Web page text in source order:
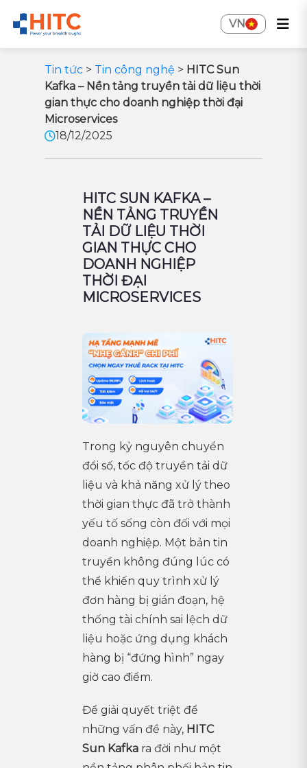
VN
Tin tức > Tin công nghệ > HITC Sun
Kafka – Nền tảng truyền tải dữ liệu thời
gian thực cho doanh nghiệp thời đại
Microservices
18/12/2025
HITC SUN KAFKA –
NỀN TẢNG TRUYỀN
TẢI DỮ LIỆU THỜI
GIAN THỰC CHO
DOANH NGHIỆP
THỜI ĐẠI
MICROSERVICES
Trong kỷ nguyên chuyển
đổi số, tốc độ truyền tải dữ
liệu và khả năng xử lý theo
thời gian thực đã trở thành
yếu tố sống còn đối với mọi
doanh nghiệp. Một bản tin
truyền không đúng lúc có
thể khiến quy trình xử lý
đơn hàng bị gián đoạn, hệ
thống tài chính sai lệch dữ
liệu hoặc ứng dụng khách
hàng bị “đứng hình” ngay
giờ cao điểm.
Để giải quyết triệt để
những vấn đề này, HITC
Sun Kafka ra đời như một